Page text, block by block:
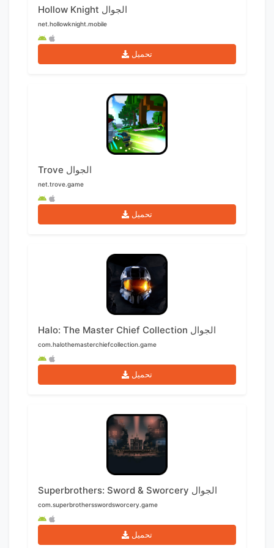
Hollow Knight الجوال
net.hollowknight.mobile
تحميل
Trove الجوال
net.trove.game
تحميل
Halo: The Master Chief Collection الجوال
com.halothemasterchiefcollection.game
تحميل
Superbrothers: Sword & Sworcery الجوال
com.superbrothersswordsworcery.game
تحميل